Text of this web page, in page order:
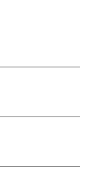
位置する